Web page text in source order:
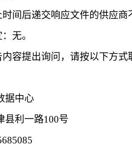
间后递交响应文件的供应商
无。
内容提出询问，请按以下方式
据中心
县利一路100号